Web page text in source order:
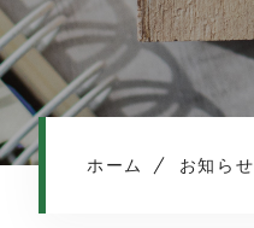
ホーム お知らせ